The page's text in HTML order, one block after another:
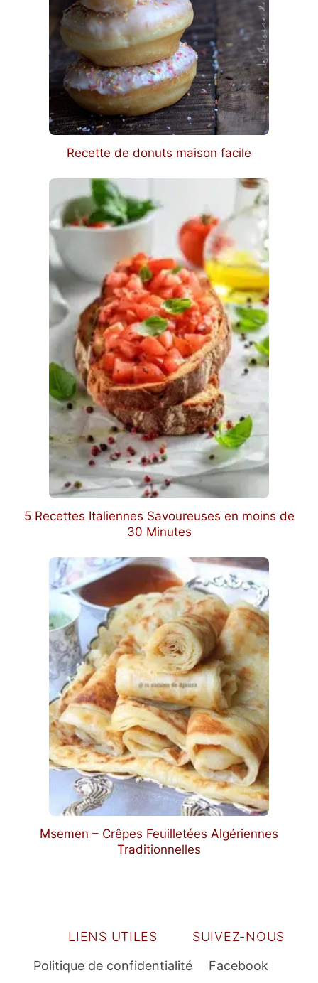
Recette de donuts maison facile
5 Recettes Italiennes Savoureuses en moins de
30 Minutes
Msemen – Crêpes Feuilletées Algériennes
Traditionnelles
LIENS UTILES
Politique de confidentialité
SUIVEZ-NOUS
Facebook